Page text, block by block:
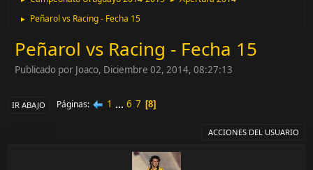
► Peñarol vs Racing - Fecha 15
Peñarol vs Racing - Fecha 15
Publicado por Joaco, Diciembre 02, 2014, 08:27:13
IR ABAJO Páginas 1 ... 6 7 8
ACCIONES DEL USUARIO